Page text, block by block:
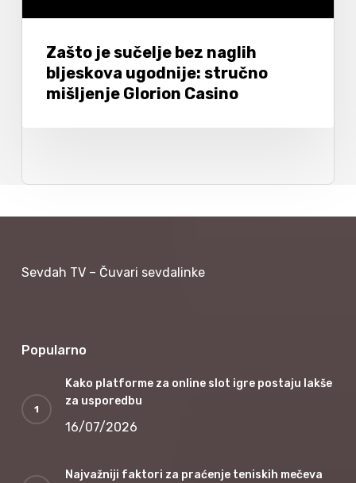
Zašto je sučelje bez naglih
bljeskova ugodnije: stručno
mišljenje Glorion Casino
Sevdah TV – Čuvari sevdalinke
Popularno
Kako platforme za online slot igre postaju lakše
za usporedbu
16/07/2026
Najvažniji faktori za praćenje teniskih mečeva